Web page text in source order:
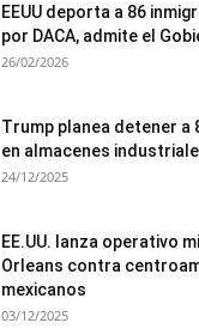
EEUU deporta a 86
por DACA, admite el
26/02/2026
Trump planea detener a
en almacenes
24/12/2025
EE.UU. lanza operativo
Orleans contra
mexicanos
03/12/2025